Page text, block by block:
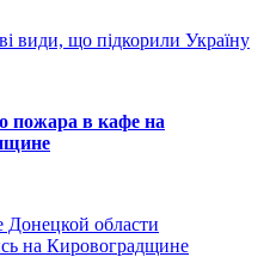
види, що підкорили Україну
пожара в кафе на
области
на Кировоградщине